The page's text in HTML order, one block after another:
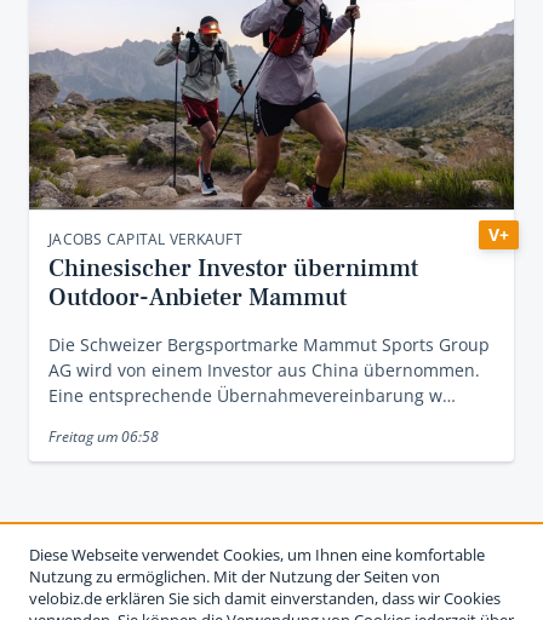
V+
JACOBS CAPITAL VERKAUFT
Chinesischer Investor übernimmt
Outdoor-Anbieter Mammut
Die Schweizer Bergsportmarke Mammut Sports Group
AG wird von einem Investor aus China übernommen.
Eine entsprechende Übernahmevereinbarung w…
Freitag um 06:58
Diese Webseite verwendet Cookies, um Ihnen eine komfortable
Nutzung zu ermöglichen. Mit der Nutzung der Seiten von
velobiz.de erklären Sie sich damit einverstanden, dass wir Cookies